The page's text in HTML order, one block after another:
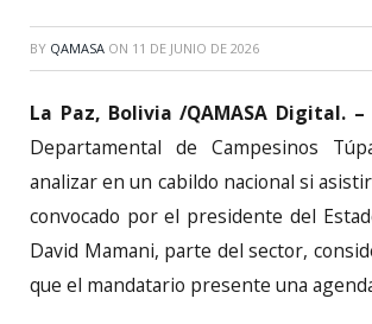
BY QAMASA ON 11 DE JUNIO DE 2026
La Paz, Bolivia /QAMASA Digital. –
Departamental de Campesinos
analizar en un cabildo nacional si
convocado por el presidente del
David Mamani, parte del sector,
que el mandatario presente una